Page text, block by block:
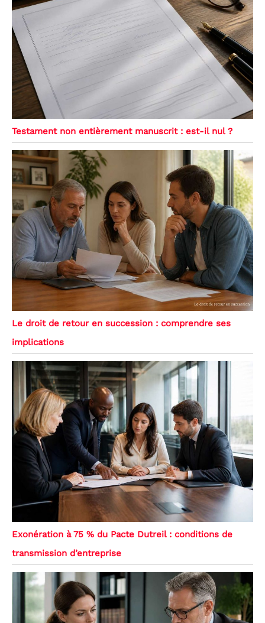
Testament non entièrement manuscrit : est-il nul ?
Le droit de retour en succession : comprendre ses
implications
Exonération à 75 % du Pacte Dutreil : conditions de
transmission d’entreprise